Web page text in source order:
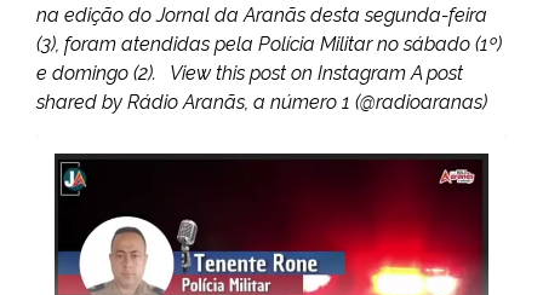
na edição do Jornal da Aranãs desta segunda-feira
(3), foram atendidas pela Polícia Militar no sábado (1º)
e domingo (2). View this post on Instagram A post
shared by Rádio Aranãs, a número 1 (@radioaranas)